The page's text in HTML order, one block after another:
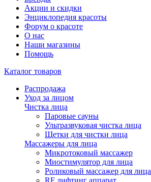
Акции и скидки
Энциклопедия красоты
Форум о красоте
О нас
Наши магазины
Помощь
Каталог товаров
Распродажа
Уход за лицом
Чистка лица
Паровые сауны
Ультразвуковая чистка лица
Щетки для чистки лица
Массажеры для лица
Микротоковый массажер
Миостимулятор для лица
Роликовый массажер для лица
RF лифтинг аппарат